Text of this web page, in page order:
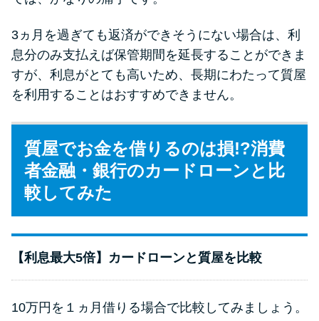
3ヵ月を過ぎても返済ができそうにない場合は、利
息分のみ支払えば保管期間を延長することができま
すが、利息がとても高いため、長期にわたって質屋
を利用することはおすすめできません。
質屋でお金を借りるのは損!?消費
者金融・銀行のカードローンと比
較してみた
【利息最大5倍】カードローンと質屋を比較
10万円を１ヵ月借りる場合で比較してみましょう。